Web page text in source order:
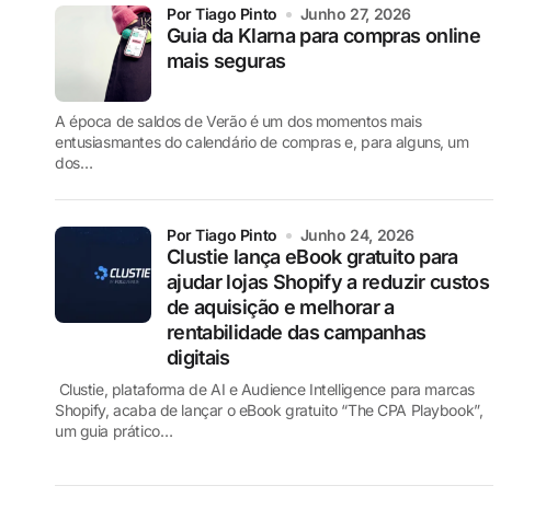
Guia da Klarna para compras online
mais seguras
por Tiago Pinto Junho 27, 2026
A época de saldos de Verão é um dos momentos mais
entusiasmantes do calendário de compras e, para alguns, um
dos…
Clustie lança eBook gratuito para
ajudar lojas Shopify a reduzir custos
de aquisição e melhorar a
rentabilidade das campanhas
digitais
por Tiago Pinto Junho 24, 2026
Clustie, plataforma de AI e Audience Intelligence para marcas
Shopify, acaba de lançar o eBook gratuito “The CPA Playbook”,
um guia prático…